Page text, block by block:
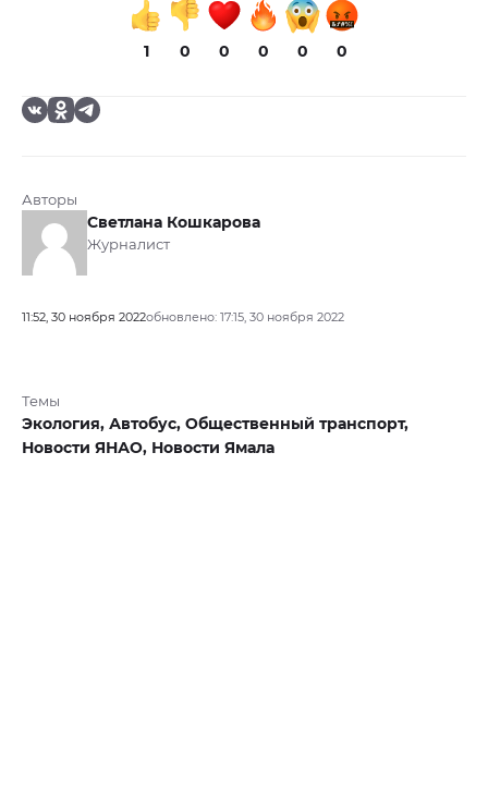
1 0 0 0 0 0
Авторы
Светлана Кошкарова
Журналист
11:52, 30 ноября 2022обновлено: 17:15, 30 ноября 2022
Темы
Экология, Автобус, Общественный транспорт,
Новости ЯНАО, Новости Ямала